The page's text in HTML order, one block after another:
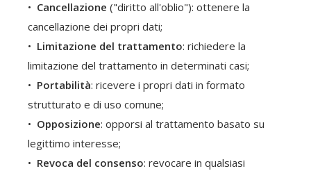
Cancellazione ("diritto all'oblio"): ottenere la
cancellazione dei propri dati;
Limitazione del trattamento: richiedere la
limitazione del trattamento in determinati casi;
Portabilità: ricevere i propri dati in formato
strutturato e di uso comune;
Opposizione: opporsi al trattamento basato su
legittimo interesse;
Revoca del consenso: revocare in qualsiasi